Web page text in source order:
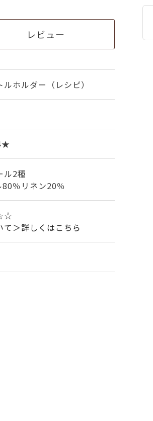
レビュー
ホルダー（レシピ）
ル2種
％リネン20％
て＞詳しくはこちら